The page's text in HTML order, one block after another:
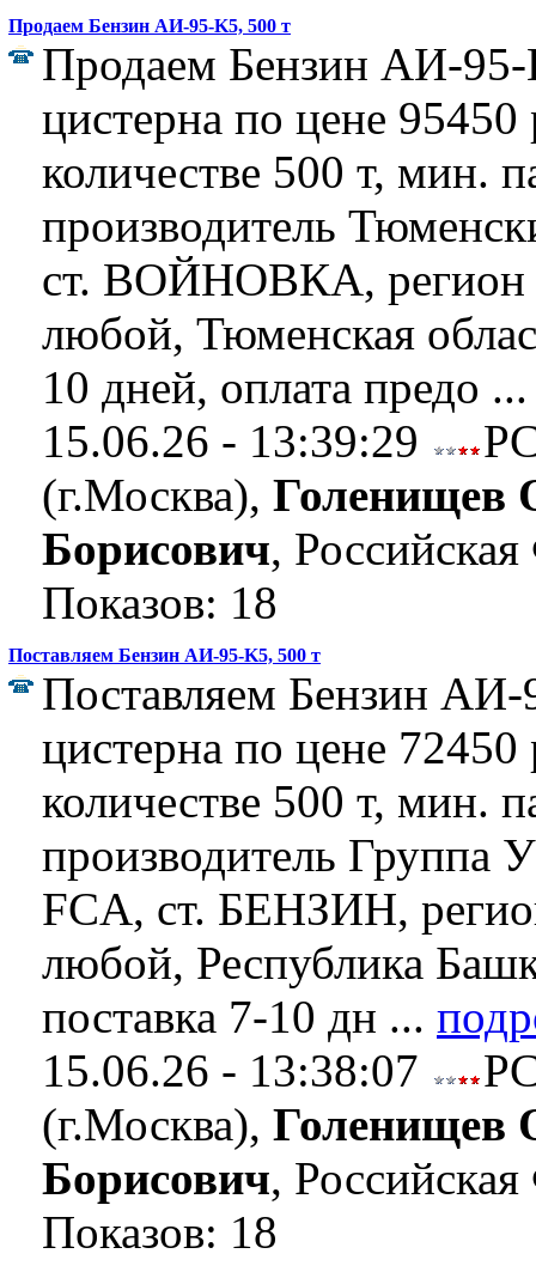
Продаем Бензин АИ-95-K5, 500 т
Продаем Бензин АИ-
цистерна по цене 95450
количестве 500 т, мин.
производитель
ст. ВОЙНОВКА, регион
любой, Тюменская
10 дней, оплата предо
15.06.26 - 13:39:29
(г.Москва), Голенищев
Борисович,
Показов: 18
Поставляем Бензин АИ-95-K5, 500 т
Поставляем Бензин
цистерна по цене 72450
количестве 500 т, мин.
производитель
FCA, ст. БЕНЗИН,
любой, Республика
поставка 7-10 дн ...
15.06.26 - 13:38:07
(г.Москва), Голенищев
Борисович,
Показов: 18